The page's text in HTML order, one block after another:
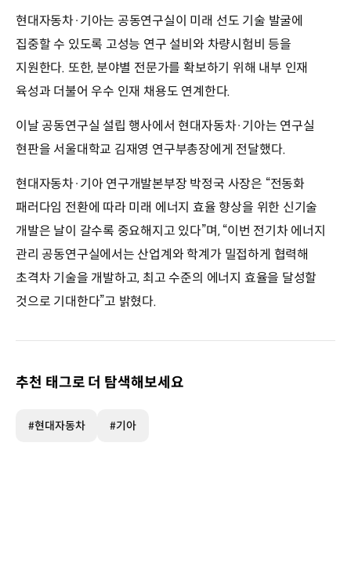
현대자동차·기아는 공동연구실이 미래 선도 기술 발굴에
집중할 수 있도록 고성능 연구 설비와 차량시험비 등을
지원한다. 또한, 분야별 전문가를 확보하기 위해 내부 인재
육성과 더불어 우수 인재 채용도 연계한다.
이날 공동연구실 설립 행사에서 현대자동차·기아는 연구실
현판을 서울대학교 김재영 연구부총장에게 전달했다.
현대자동차·기아 연구개발본부장 박정국 사장은 “전동화
패러다임 전환에 따라 미래 에너지 효율 향상을 위한 신기술
개발은 날이 갈수록 중요해지고 있다”며, “이번 전기차 에너지
관리 공동연구실에서는 산업계와 학계가 밀접하게 협력해
초격차 기술을 개발하고, 최고 수준의 에너지 효율을 달성할
것으로 기대한다”고 밝혔다.
추천 태그로 더 탐색해보세요
#현대자동차 #기아